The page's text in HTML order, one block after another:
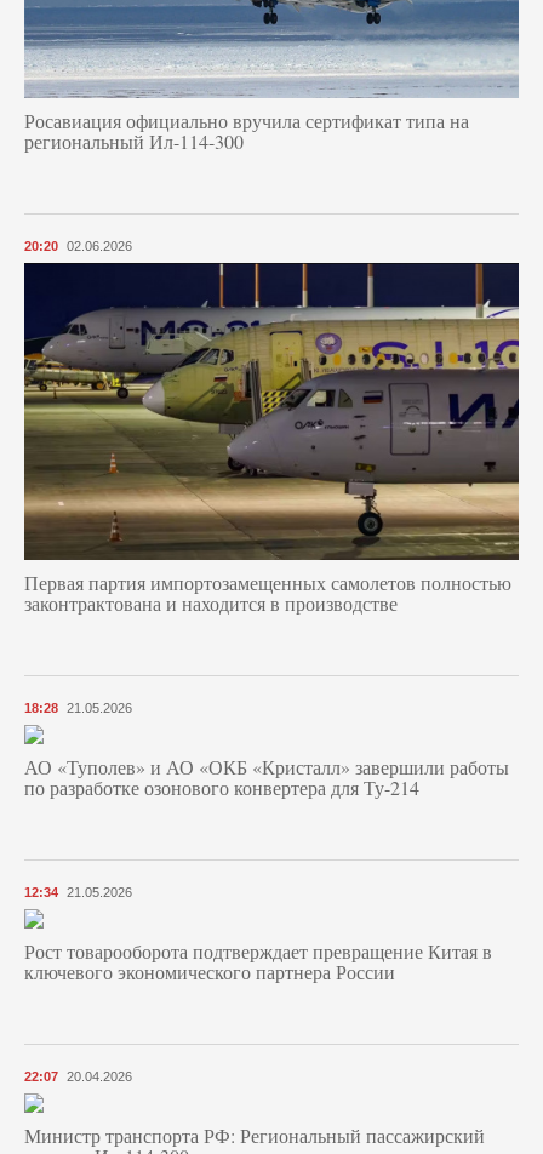
Росавиация официально вручила сертификат типа на
региональный Ил-114-300
20:20 02.06.2026
Первая партия импортозамещенных самолетов полностью
законтрактована и находится в производстве
18:28 21.05.2026
АО «Туполев» и АО «ОКБ «Кристалл» завершили работы
по разработке озонового конвертера для Ту-214
12:34 21.05.2026
Рост товарооборота подтверждает превращение Китая в
ключевого экономического партнера России
22:07 20.04.2026
Министр транспорта РФ: Региональный пассажирский